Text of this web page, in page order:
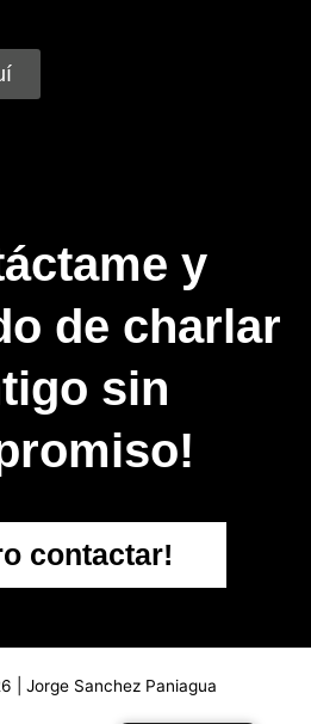
y
de charlar
sin
contactar!
| Jorge Sanchez Paniagua